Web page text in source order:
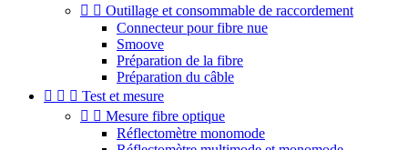
  Outillage et consommable de raccordement
Connecteur pour fibre nue
Smoove
Préparation de la fibre
Préparation du câble
   Test et mesure
  Mesure fibre optique
Réflectomètre monomode